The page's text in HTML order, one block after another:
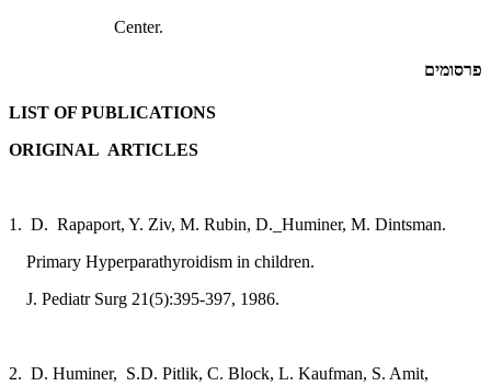
Center.
פרסומים
LIST OF PUBLICATIONS
ORIGINAL ARTICLES
1. D. Rapaport, Y. Ziv, M. Rubin, D._Huminer, M. Dintsman.
Primary Hyperparathyroidism in children.
J. Pediatr Surg 21(5):395-397, 1986.
2. D. Huminer, S.D. Pitlik, C. Block, L. Kaufman, S. Amit,